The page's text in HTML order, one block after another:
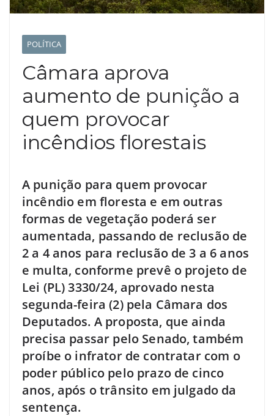
POLÍTICA
Câmara aprova
aumento de punição a
quem provocar
incêndios florestais
A punição para quem provocar
incêndio em floresta e em outras
formas de vegetação poderá ser
aumentada, passando de reclusão de
2 a 4 anos para reclusão de 3 a 6 anos
e multa, conforme prevê o projeto de
Lei (PL) 3330/24, aprovado nesta
segunda-feira (2) pela Câmara dos
Deputados. A proposta, que ainda
precisa passar pelo Senado, também
proíbe o infrator de contratar com o
poder público pelo prazo de cinco
anos, após o trânsito em julgado da
sentença.